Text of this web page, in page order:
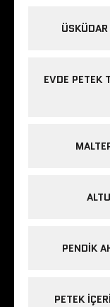
EVDE PETEK
PENDIK
PETEK